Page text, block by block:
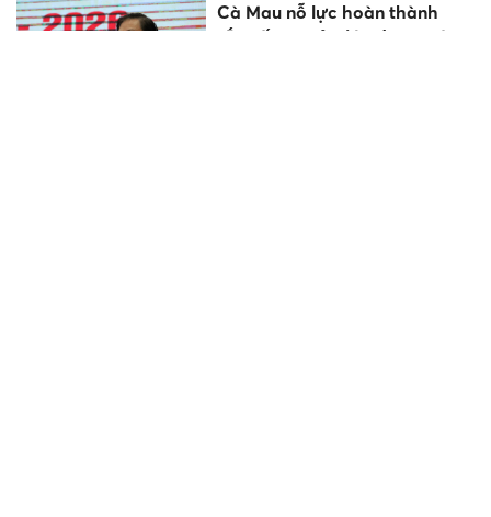
Cà Mau nỗ lực hoàn thành
sắp xếp cơ sở giáo dục trước